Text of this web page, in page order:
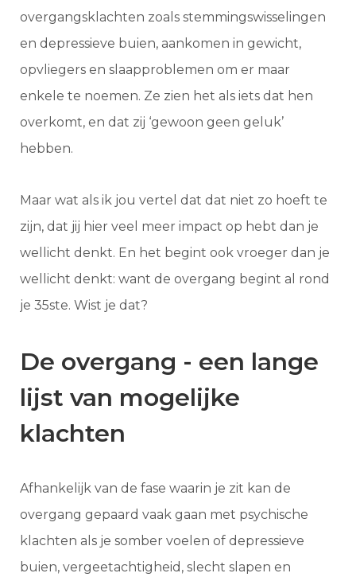
overgangsklachten zoals stemmingswisselingen
en depressieve buien, aankomen in gewicht,
opvliegers en slaapproblemen om er maar
enkele te noemen. Ze zien het als iets dat hen
overkomt, en dat zij ‘gewoon geen geluk’
hebben.
Maar wat als ik jou vertel dat dat niet zo hoeft te
zijn, dat jij hier veel meer impact op hebt dan je
wellicht denkt. En het begint ook vroeger dan je
wellicht denkt: want de overgang begint al rond
je 35ste. Wist je dat?
De overgang - een lange
lijst van mogelijke
klachten
Afhankelijk van de fase waarin je zit kan de
overgang gepaard vaak gaan met psychische
klachten als je somber voelen of depressieve
buien, vergeetachtigheid, slecht slapen en